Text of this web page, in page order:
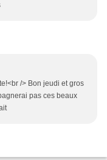
/> Bon jeudi et gros
pas ces beaux